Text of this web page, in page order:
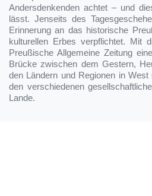
Andersdenkenden achtet – und
lässt. Jenseits des
Erinnerung an das historische
kulturellen Erbes verpflichtet. Mit
Preußische Allgemeine Zeitung
Brücke zwischen dem Gestern,
den Ländern und Regionen in
den verschiedenen
Lande.